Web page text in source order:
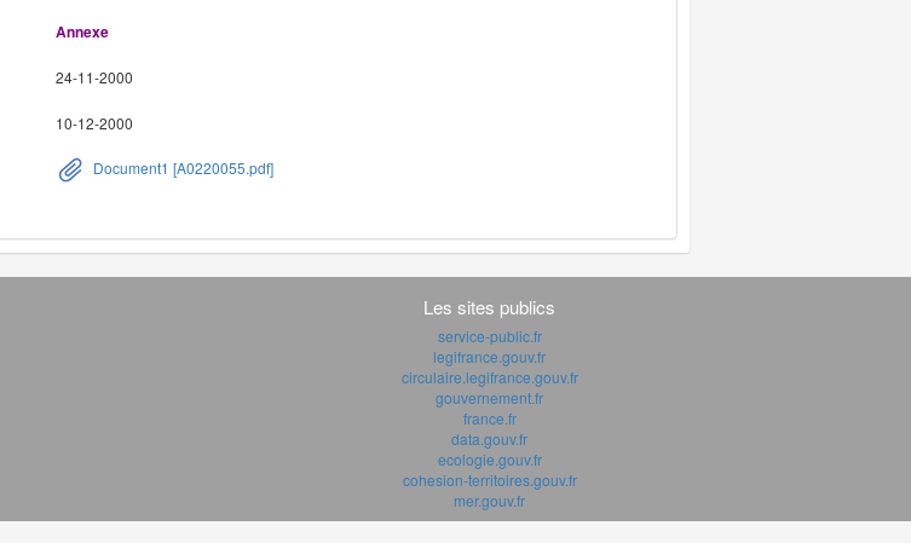
Annexe
24-11-2000
10-12-2000
Document1 [A0220055.pdf]
Les sites publics
service-public.fr
legifrance.gouv.fr
circulaire.legifrance.gouv.fr
gouvernement.fr
france.fr
data.gouv.fr
ecologie.gouv.fr
cohesion-territoires.gouv.fr
mer.gouv.fr